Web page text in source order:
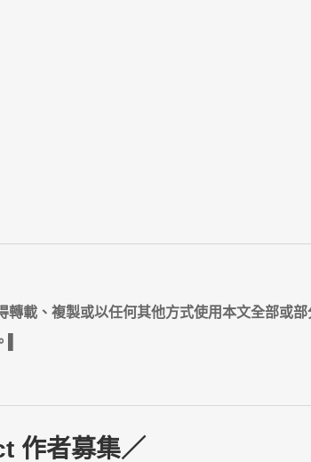
載、複製或以任何其他方式使用本文全部或部
▌
作者募集／